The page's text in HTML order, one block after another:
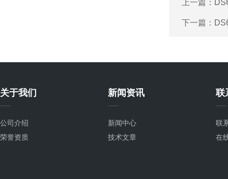
上一篇：
下一篇：
关于我们
公司介绍
荣誉资质
新闻资讯
新闻中心
技术文章
联
联
在